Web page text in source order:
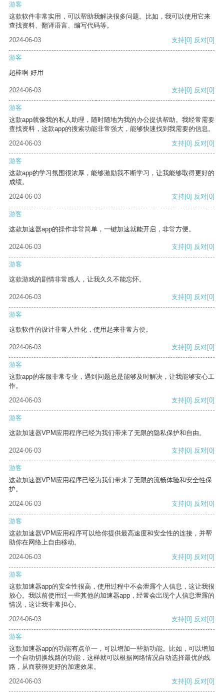
游客
这款软件非常实用，可以帮助我解决很多问题。比如，我可以使用它来
查找资料、翻译语言、编写代码等。
2024-06-03
支持[0] 反对[0]
游客
超棒啊 好用
2024-06-03 支持[0] 反对[0]
游客
这款app就像我的私人助理，随时随地为我的办公提供帮助。我经常需要
查找资料，这款app的搜索功能非常强大，能够快速找到我需要的信息。
2024-06-03
支持[0] 反对[0]
游客
这款app的学习氛围很浓厚，能够激励我不断学习，让我能够取得更好的
成绩。
2024-06-03
支持[0] 反对[0]
游客
这款加速器app的操作非常简单，一键加速就能开启，非常方便。
2024-06-03 支持[0] 反对[0]
游客
这款游戏的剧情非常感人，让我久久不能忘怀。
2024-06-03 支持[0] 反对[0]
游客
这款软件的设计非常人性化，使用起来非常方便。
2024-06-03 支持[0] 反对[0]
游客
这款app的客服非常专业，遇到问题总是能够及时解决，让我能够安心工
作。
2024-06-03
支持[0] 反对[0]
游客
这款加速器VPM应用程序已经为我们带来了无限的隐私保护和自由。
2024-06-03 支持[0] 反对[0]
游客
这款加速器VPM应用程序已经为我们带来了无限的流畅体验和安全性保
护。
2024-06-03
支持[0] 反对[0]
游客
这款加速器VPM应用程序可以给你提供最高速度和安全性的连接，并帮
助你在网络上自由移动。
2024-06-03
支持[0] 反对[0]
游客
这款加速器app的安全性很高，使用过程中不会泄露个人信息，这让我很
放心。我以前使用过一些其他的加速器app，经常会出现个人信息泄露的
情况，这让我非常担心。
2024-06-03
支持[0] 反对[0]
游客
这款加速器app的功能有点单一，可以增加一些新功能。比如，可以增加
一个自动切换线路的功能，这样就可以根据网络情况自动选择最优的线
路，从而获得更好的加速效果。
2024-06-03
支持[0] 反对[0]